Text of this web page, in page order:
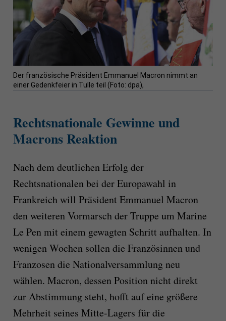
Der französische Präsident Emmanuel Macron nimmt an
einer Gedenkfeier in Tulle teil (Foto: dpa),
Rechtsnationale Gewinne und
Macrons Reaktion
Nach dem deutlichen Erfolg der
Rechtsnationalen bei der Europawahl in
Frankreich will Präsident Emmanuel Macron
den weiteren Vormarsch der Truppe um Marine
Le Pen mit einem gewagten Schritt aufhalten. In
wenigen Wochen sollen die Französinnen und
Franzosen die Nationalversammlung neu
wählen. Macron, dessen Position nicht direkt
zur Abstimmung steht, hofft auf eine größere
Mehrheit seines Mitte-Lagers für die